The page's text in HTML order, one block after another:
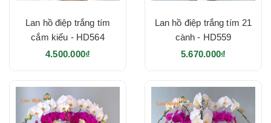
Lan hồ điệp trắng tím
cắm kiểu - HD564
4.500.000₫
Lan hồ điệp trắng tím 21
cành - HD559
5.670.000₫